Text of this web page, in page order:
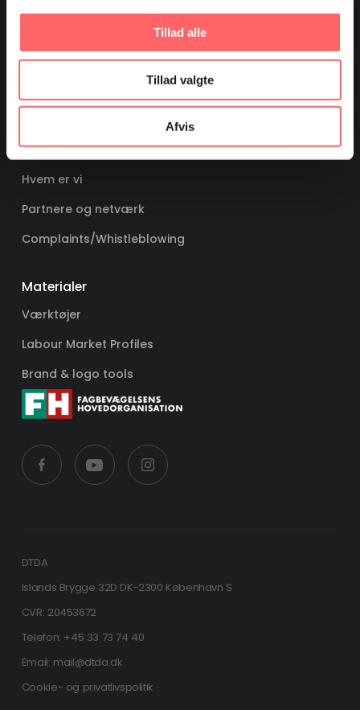
Tillad alle
Tillad valgte
Afvis
Kampagner
Pressekontakt
Hvem er vi
Partnere og netværk
Complaints/Whistleblowing
Materialer
Værktøjer
Labour Market Profiles
Brand & logo tools
DTDA
Islands Brygge 32D DK-2300 København S
CVR: 20453672
Telefon: +45 33 73 74 40
Email: mail@dtda.dk
Cookie- og privatlivspolitik